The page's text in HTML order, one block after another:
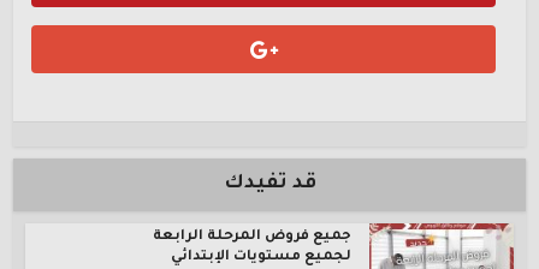
قد تفيدك
جميع فروض المرحلة الرابعة
لجميع مستويات الإبتدائي